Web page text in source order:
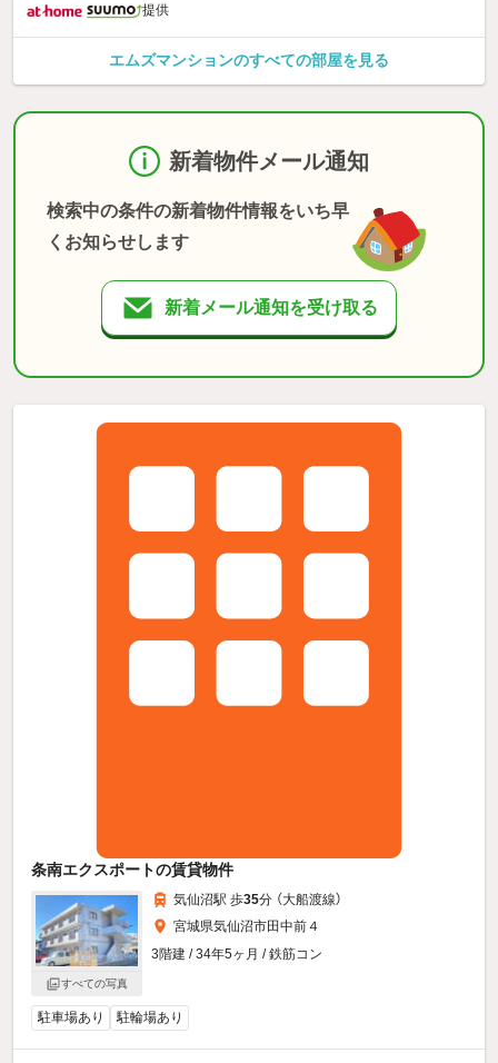
提供
エムズマンションのすべての部屋を見る
新着物件メール通知
検索中の条件の新着物件情報をいち早
くお知らせします
新着メール通知を受け取る
条南エクスポートの賃貸物件
すべての写真
気仙沼駅 歩35分 （大船渡線）
宮城県気仙沼市田中前４
3階建 / 34年5ヶ月 / 鉄筋コン
駐車場あり 駐輪場あり